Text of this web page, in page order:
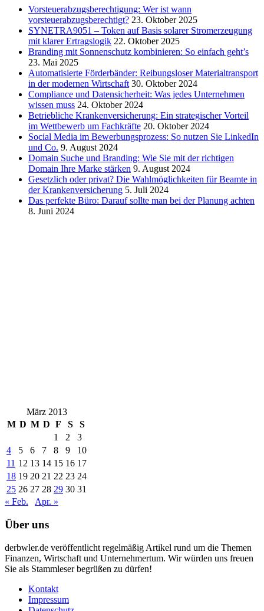
Vorsteuerabzugsberechtigung: Wer ist wann
vorsteuerabzugsberechtigt? 23. Oktober 2025
SYNETRA9051 – Token auf Basis solarer Stromerzeugung
mit klarer Ertragslogik 22. Oktober 2025
Branding mit Sonnenschutz kombinieren: So einfach geht’s
23. Mai 2025
Automatisierte Förderbänder: Reibungsloser Materialtransport
in der modernen Wirtschaft 30. Oktober 2024
Compliance und Datensicherheit: Was jedes Unternehmen
wissen muss 24. Oktober 2024
Betriebliche Krankenversicherung: Ein strategischer Vorteil
im Wettbewerb um Fachkräfte 20. Oktober 2024
Social Media im Bewerbungsprozess: So nutzen Sie LinkedIn
und Co. 9. August 2024
Domain Suche und Branding: Wie Sie mit der richtigen
Domain Ihre Marke stärken 9. August 2024
Gesetzlich oder privat? Die Wahlmöglichkeiten für Beamte in
der Krankenversicherung 5. Juli 2024
Das perfekte Büro: Darauf sollte man bei der Planung achten
8. Juni 2024
März 2013
M D M D F S
S
1
2
3
4
5 6 7 8 9
10
11 12 13 14 15 16 17
18 19 20 21 22 23 24
25 26 27 28 29 30 31
« Feb.
Apr. »
Über uns
derbwler.de veröffentlicht regelmäßig Artikel rund um die Themen
Finanzen, Wirtschaft und Unternehmertum. Wir würden uns freuen
Sie als Stammleser begrüßen zu dürfen!
Kontakt
Impressum